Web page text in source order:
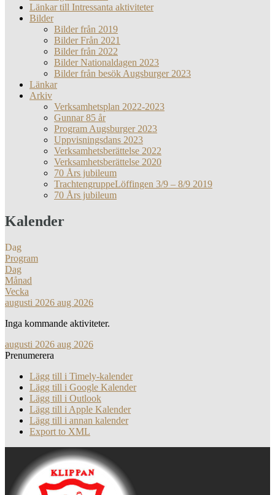
Länkar till Intressanta aktiviteter
Bilder
Bilder från 2019
Bilder Från 2021
Bilder från 2022
Bilder Nationaldagen 2023
Bilder från besök Augsburger 2023
Länkar
Arkiv
Verksamhetsplan 2022-2023
Gunnar 85 år
Program Augsburger 2023
Uppvisningsdans 2023
Verksamhetsberättelse 2022
Verksamhetsberättelse 2020
70 Års jubileum
TrachtengruppeLöffingen 3/9 – 8/9 2019
70 Års jubileum
Kalender
Dag
Program
Dag
Månad
Vecka
augusti 2026 aug 2026
Inga kommande aktiviteter.
augusti 2026 aug 2026
Prenumerera
Lägg till i Timely-kalender
Lägg till i Google Kalender
Lägg till i Outlook
Lägg till i Apple Kalender
Lägg till i annan kalender
Export to XML